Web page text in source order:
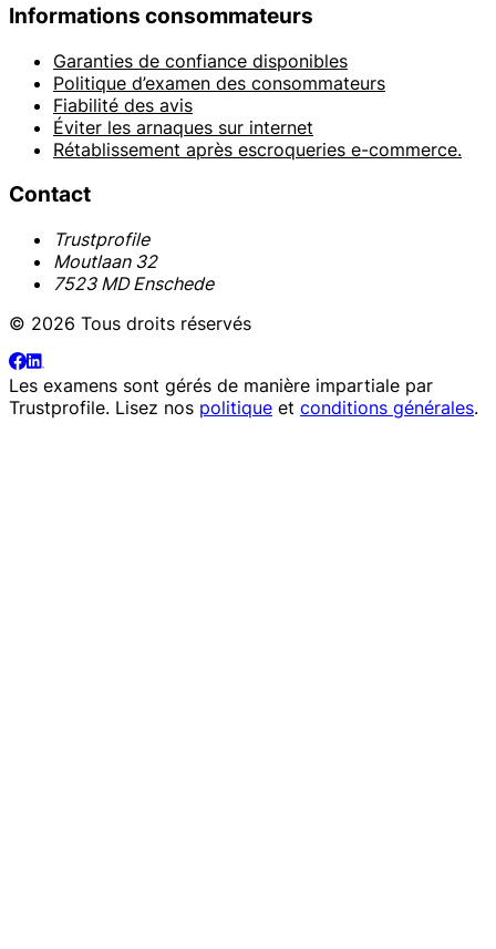
Informations consommateurs
Garanties de confiance disponibles
Politique d’examen des consommateurs
Fiabilité des avis
Éviter les arnaques sur internet
Rétablissement après escroqueries e-commerce.
Contact
Trustprofile
Moutlaan 32
7523 MD Enschede
© 2026 Tous droits réservés
Les examens sont gérés de manière impartiale par
Trustprofile. Lisez nos politique et conditions générales.